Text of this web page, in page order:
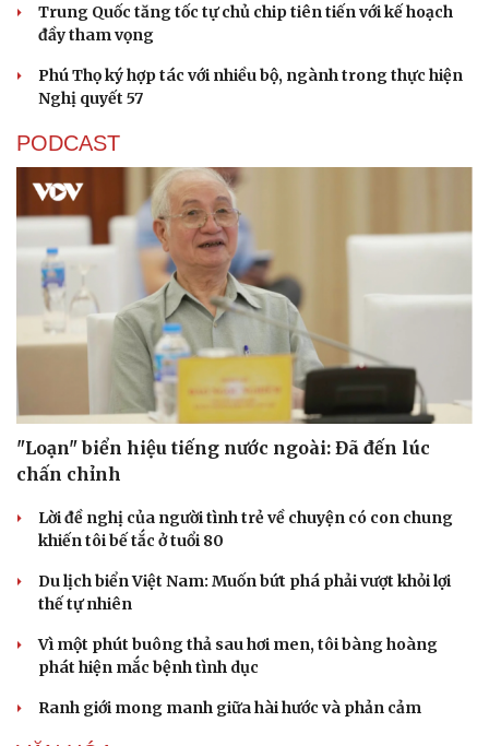
Trung Quốc tăng tốc tự chủ chip tiên tiến với kế hoạch
đầy tham vọng
Phú Thọ ký hợp tác với nhiều bộ, ngành trong thực hiện
Nghị quyết 57
PODCAST
"Loạn" biển hiệu tiếng nước ngoài: Đã đến lúc
chấn chỉnh
Lời đề nghị của người tình trẻ về chuyện có con chung
khiến tôi bế tắc ở tuổi 80
Du lịch biển Việt Nam: Muốn bứt phá phải vượt khỏi lợi
thế tự nhiên
Vì một phút buông thả sau hơi men, tôi bàng hoàng
phát hiện mắc bệnh tình dục
Ranh giới mong manh giữa hài hước và phản cảm